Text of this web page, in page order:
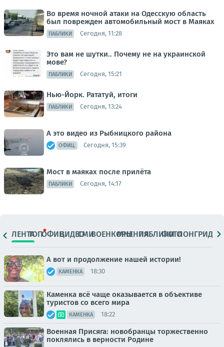
Во время ночной атаки на Одесскую область
был поврежден автомобильный мост в Маяках
ПАБЛИКИ Сегодня, 11:28
Это вам не шутки.. Почему не на украинской
мове?
ПАБЛИКИ Сегодня, 15:21
Нью-Йорк. Рататуй, итоги
ПАБЛИКИ Сегодня, 13:24
А это видео из Рыбницкого района
ОФИЦ. Сегодня, 15:39
Мост в маяках после прилёта
ПАБЛИКИ Сегодня, 14:17
ЛЕНТАТОПОФИЦ.ВИДЕОСМИВОЕНКОРЫМНЕНИЯПАБЛИКИ
ФОТОЛОНГРИДЫ
А вот и продолжение нашей истории!
КАМЕНКА 18:30
Каменка всё чаще оказывается в объективе
туристов со всего мира
КАМЕНКА 18:22
Военная Присяга: новобранцы торжественно
поклялись в верности Родине